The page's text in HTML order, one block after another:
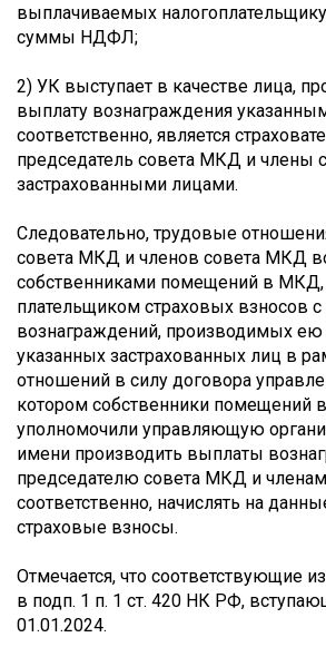
выплачиваемых
суммы НДФЛ;
2) УК выступает в качестве лица,
выплату вознаграждения
соответственно, является
председатель совета МКД и члены
застрахованными лицами.
Следовательно, трудовые
совета МКД и членов совета МКД
собственниками помещений в МКД,
плательщиком страховых взносов
вознаграждений, производимых ею
указанных застрахованных лиц в
отношений в силу договора
котором собственники помещений
уполномочили управляющую
имени производить выплаты
председателю совета МКД и
соответственно, начислять на
страховые взносы.
Отмечается, что соответствующие
в подп. 1 п. 1 ст. 420 НК РФ,
01.01.2024.